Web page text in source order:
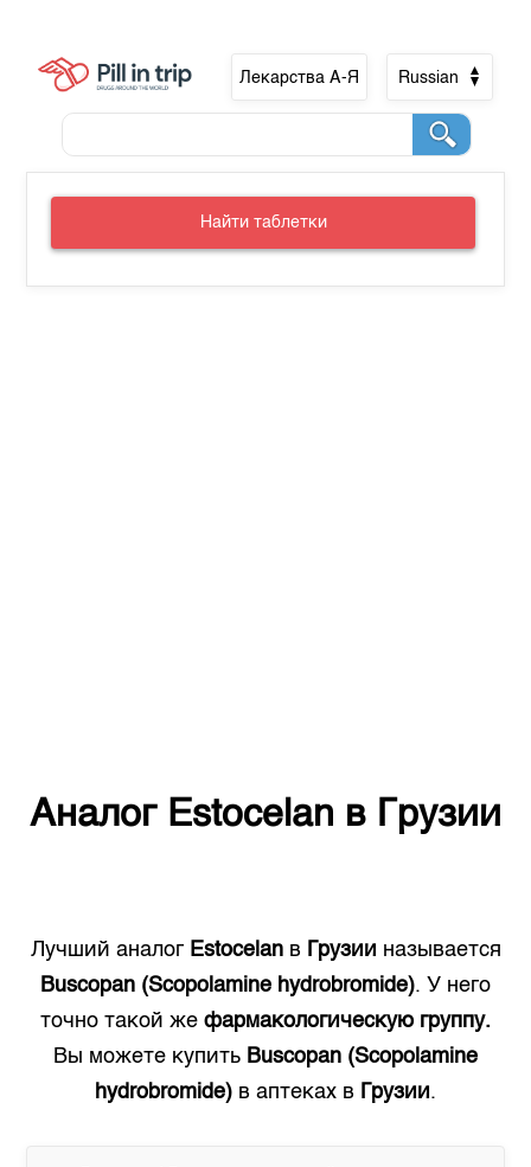
Лекарства А-Я Russian
Найти таблетки
Аналог Estocelan в Грузии
Лучший аналог Estocelanв Грузии называется
Buscopan (Scopolamine hydrobromide). У него
точно такой же фармакологическую группу.
Вы можете купить Buscopan (Scopolamine
hydrobromide) в аптеках в Грузии.